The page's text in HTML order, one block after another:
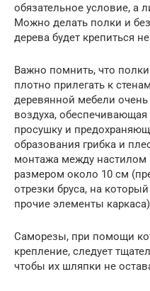
обязательное условие, а
Можно делать полки и без
дерева будет крепиться
Важно помнить, что
плотно прилегать к
деревянной мебели
воздуха,
просушку и
образования грибка и
монтажа между настилом
размером около 10 см
отрезки бруса, на
прочие элементы каркаса)
Саморезы, при помощи
крепление, следует
чтобы их шляпки не